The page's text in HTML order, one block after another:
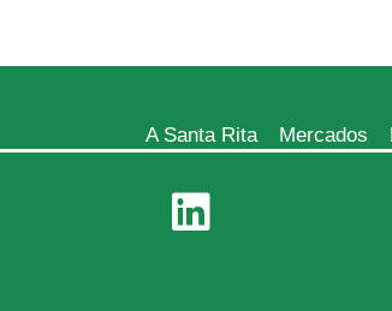
A Santa Rita Mercados